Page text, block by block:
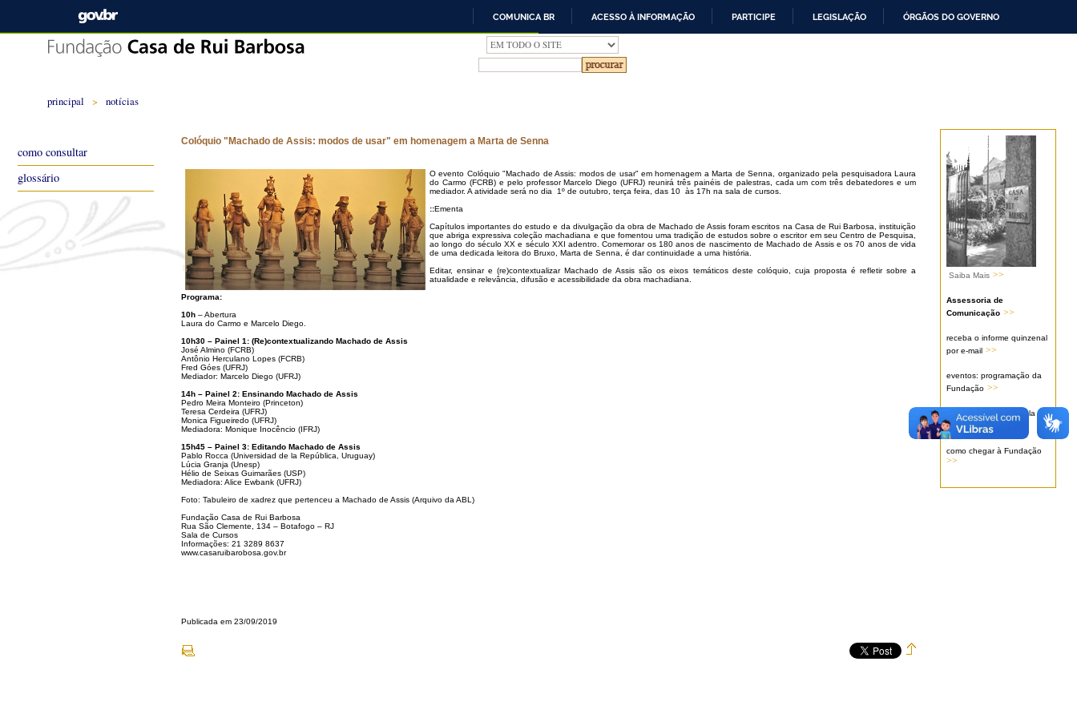
IR
PARA
O
CONTEÚDO
COMUNICA BR ACESSO À INFORMAÇÃO PARTICIPE LEGISLAÇÃO ÓRGÃOS DO GOVERNO
principal > notícias
Saiba Mais >>
Assessoria de
Comunicação >>
receba o informe quinzenal
por e-mail >>
eventos: programação da
Fundação >>
serviços oferecidos pela
Fundação >>
como chegar à Fundação
>>
Colóquio "Machado de Assis: modos de usar" em homenagem a Marta de Senna
O evento Colóquio "Machado de Assis: modos de usar" em homenagem a Marta de Senna, organizado pela pesquisadora Laura
do Carmo (FCRB) e pelo professor Marcelo Diego (UFRJ) reunirá três painéis de palestras, cada um com três debatedores e um
mediador. A atividade será no dia 1º de outubro, terça feira, das 10 às 17h na sala de cursos.
::Ementa
Capítulos importantes do estudo e da divulgação da obra de Machado de Assis foram escritos na Casa de Rui Barbosa, instituição
que abriga expressiva coleção machadiana e que fomentou uma tradição de estudos sobre o escritor em seu Centro de Pesquisa,
ao longo do século XX e século XXI adentro. Comemorar os 180 anos de nascimento de Machado de Assis e os 70 anos de vida
de uma dedicada leitora do Bruxo, Marta de Senna, é dar continuidade a uma história.
Editar, ensinar e (re)contextualizar Machado de Assis são os eixos temáticos deste colóquio, cuja proposta é refletir sobre a
atualidade e relevância, difusão e acessibilidade da obra machadiana.
Programa:
10h – Abertura
Laura do Carmo e Marcelo Diego.
10h30 – Painel 1: (Re)contextualizando Machado de Assis
José Almino (FCRB)
Antônio Herculano Lopes (FCRB)
Fred Góes (UFRJ)
Mediador: Marcelo Diego (UFRJ)
14h – Painel 2: Ensinando Machado de Assis
Pedro Meira Monteiro (Princeton)
Teresa Cerdeira (UFRJ)
Monica Figueiredo (UFRJ)
Mediadora: Monique Inocêncio (IFRJ)
15h45 – Painel 3: Editando Machado de Assis
Pablo Rocca (Universidad de la República, Uruguay)
Lúcia Granja (Unesp)
Hélio de Seixas Guimarães (USP)
Mediadora: Alice Ewbank (UFRJ)
Foto: Tabuleiro de xadrez que pertenceu a Machado de Assis (Arquivo da ABL)
Fundação Casa de Rui Barbosa
Rua São Clemente, 134 – Botafogo – RJ
Sala de Cursos
Informações: 21 3289 8637
www.casaruibarobosa.gov.br
Publicada em 23/09/2019
como consultar
glossário